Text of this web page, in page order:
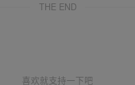
THE END
喜欢就支持一下吧